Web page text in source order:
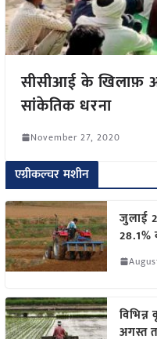
सीसीआई के खिलाफ़
सांकेतिक धरना
November 27, 2020
एग्रीकल्चर मशीन
जुलाई
28.1%
अगस्त